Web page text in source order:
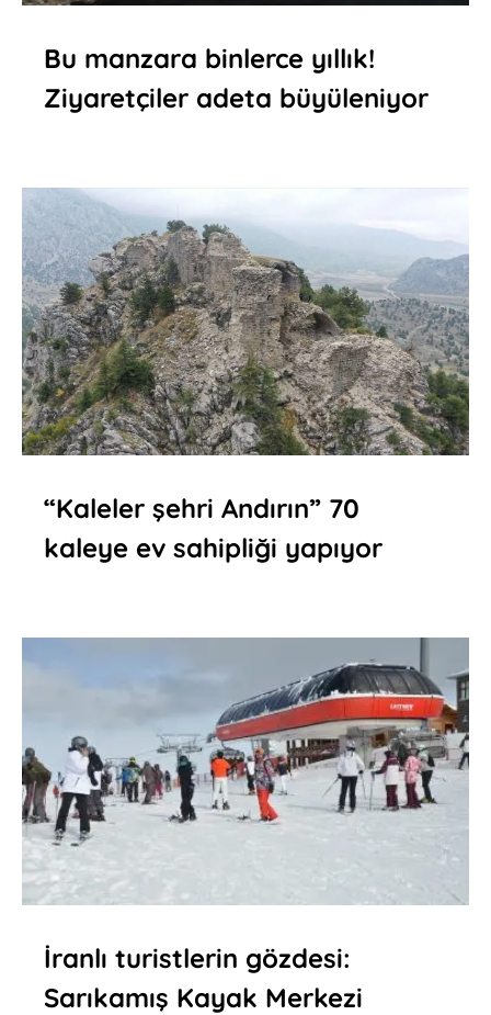
Bu manzara binlerce yıllık!
Ziyaretçiler adeta büyüleniyor
“Kaleler şehri Andırın” 70
kaleye ev sahipliği yapıyor
İranlı turistlerin gözdesi:
Sarıkamış Kayak Merkezi